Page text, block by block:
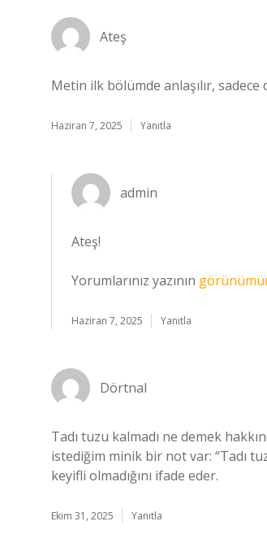
Ateş
Metin ilk bölümde anlaşılır,
Haziran 7, 2025 Yanıtla
admin
Ateş!
Yorumlarınız yazının
Haziran 7, 2025 Yanıtla
Dörtnal
Tadı tuzu kalmadı ne demek
istediğim minik bir not var: “Tadı
keyifli olmadığını ifade eder.
Ekim 31, 2025 Yanıtla